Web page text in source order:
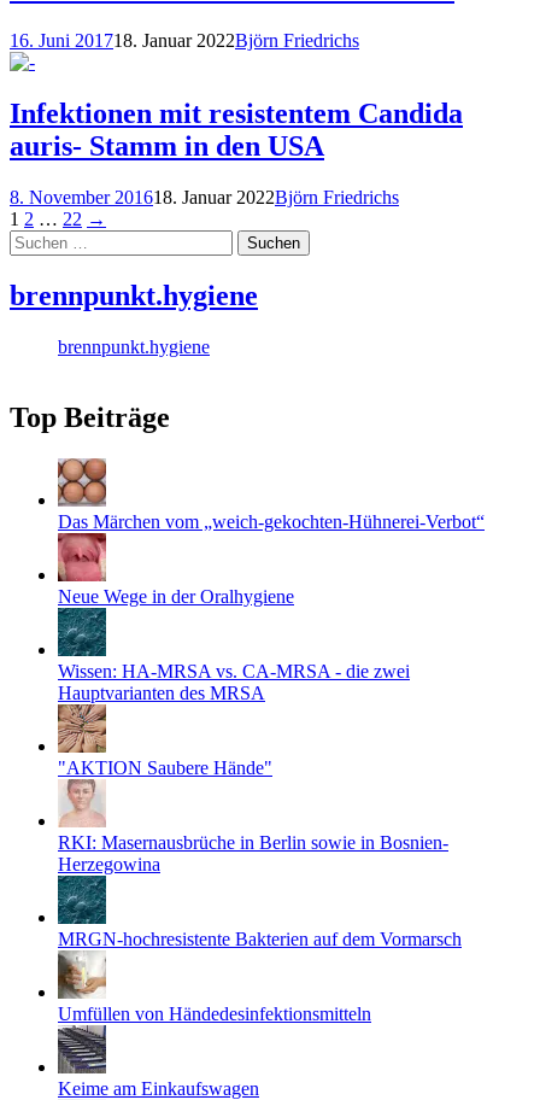
16. Juni 201718. Januar 2022Björn Friedrichs
Infektionen mit resistentem Candida
auris- Stamm in den USA
8. November 201618. Januar 2022Björn Friedrichs
Posts
navigation
1 2 … 22 →
Suchen
nach:
brennpunkt.hygiene
brennpunkt.hygiene
Top Beiträge
Das Märchen vom „weich-gekochten-Hühnerei-Verbot“
Neue Wege in der Oralhygiene
Wissen: HA-MRSA vs. CA-MRSA - die zwei
Hauptvarianten des MRSA
"AKTION Saubere Hände"
RKI: Masernausbrüche in Berlin sowie in Bosnien-
Herzegowina
MRGN-hochresistente Bakterien auf dem Vormarsch
Umfüllen von Händedesinfektionsmitteln
Keime am Einkaufswagen